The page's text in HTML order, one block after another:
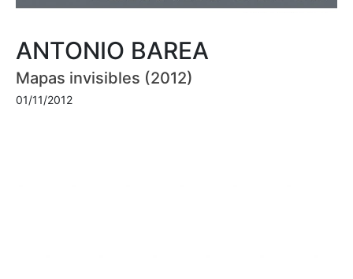
ANTONIO BAREA
Mapas invisibles (2012)
01/11/2012